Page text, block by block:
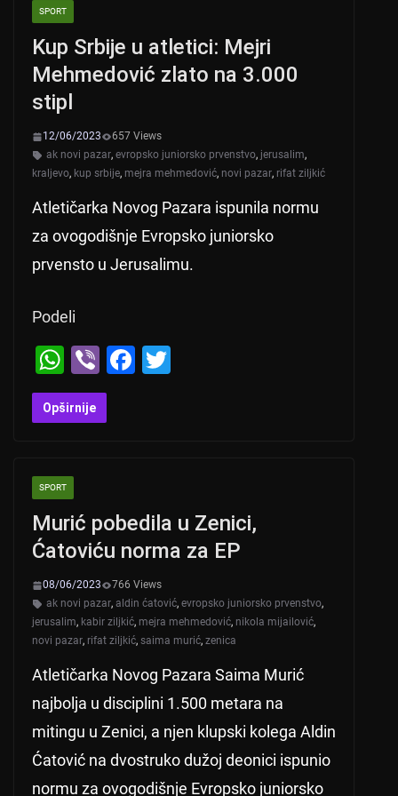
SPORT
Kup Srbije u atletici: Mejri
Mehmedović zlato na 3.000
stipl
12/06/2023
657 Views
ak novi pazar, evropsko juniorsko prvenstvo, jerusalim,
kraljevo, kup srbije, mejra mehmedović, novi pazar, rifat ziljkić
Atletičarka Novog Pazara ispunila normu
za ovogodišnje Evropsko juniorsko
prvensto u Jerusalimu.
Podeli
W
h
at
A
p
p
Vi
b
er
F
o
k
Opširnije
SPORT
Murić pobedila u Zenici,
Ćatoviću norma za EP
08/06/2023
766 Views
ak novi pazar, aldin ćatović, evropsko juniorsko prvenstvo,
jerusalim, kabir ziljkić, mejra mehmedović, nikola mijailović,
novi pazar, rifat ziljkić, saima murić, zenica
Atletičarka Novog Pazara Saima Murić
najbolja u disciplini 1.500 metara na
mitingu u Zenici, a njen klupski kolega Aldin
Ćatović na dvostruko dužoj deonici ispunio
normu za ovogodišnje Evropsko juniorsko